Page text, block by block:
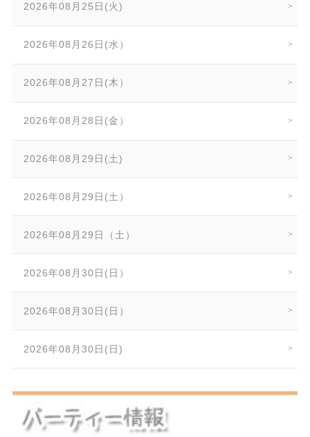
2026年08月25日(火)
2026年08月26日(水）
2026年08月27日(木）
2026年08月28日(金）
2026年08月29日(土)
2026年08月29日(土）
2026年08月29日（土）
2026年08月30日(日）
2026年08月30日(日）
2026年08月30日(日)